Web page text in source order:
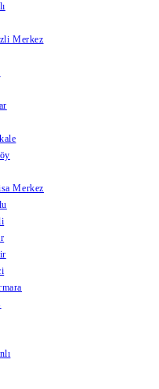
Merkez
Merkez